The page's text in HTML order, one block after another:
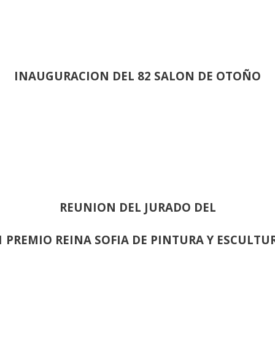
INAUGURACION DEL 82 SALON DE OTOÑO
REUNION DEL JURADO DEL
PREMIO REINA SOFIA DE PINTURA Y